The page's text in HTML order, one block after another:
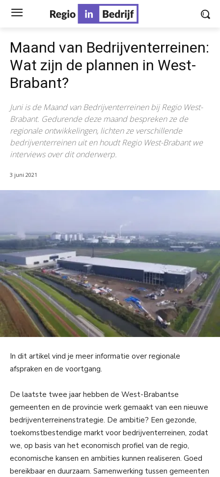
Maand van Bedrijventerreinen:
Wat zijn de plannen in West-
Brabant?
Juni is de Maand van Bedrijventerreinen bij Regio West-
Brabant. Gedurende deze maand bespreken ze de
regionale ontwikkelingen, lichten ze verschillende
bedrijventerreinen uit en houdt Regio West-Brabant we
interviews over dit onderwerp.
3 juni 2021
In dit artikel vind je meer informatie over regionale
afspraken en de voortgang.
De laatste twee jaar hebben de West-Brabantse
gemeenten en de provincie werk gemaakt van een nieuwe
bedrijventerreinenstrategie. De ambitie? Een gezonde,
toekomstbestendige markt voor bedrijventerreinen, zodat
we, op basis van het economisch profiel van de regio,
economische kansen en ambities kunnen realiseren. Goed
bereikbaar en duurzaam. Samenwerking tussen gemeenten